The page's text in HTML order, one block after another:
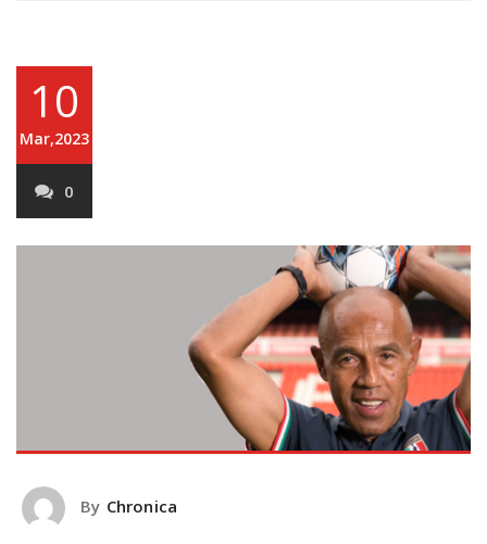
10
Mar,2023
0
By Chronica